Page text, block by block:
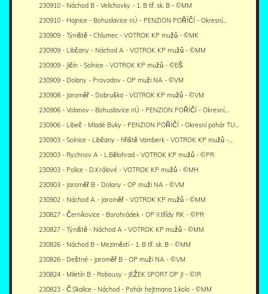
230910 - Náchod B - Velichovky - 1. B tř. sk. B - ©MM
230910 - Hajnice - Bohuslavice nÚ - PENZION POŘÍČÍ - Okresní…
230909 - Týniště - Chlumec - VOTROK KP mužů - ©MK
230909 - Libčany - Náchod A - VOTROK KP mužů - ©MM
230909 - Jičín - Solnice - VOTROK KP mužů - ©EŠ
230909 - Dolany - Provodov - OP muži NA - ©VM
230908 - Jaroměř - Dobruška - VOTROK KP mužů - ©VM
230906 - Volanov - Bohuslavice nÚ - PENZION POŘÍČÍ - Okresní…
230906 - Libeč - Mladé Buky - PENZION POŘÍČÍ - Okresní pohár TU…
230903 - Solnice - Libčany - hřiště Vamberk - VOTROK KP mužů -…
230903 - Rychnov A - L.Bělohrad - VOTROK KP mužů - ©PR
230903 - Police - D.Králové - VOTROK KP mužů - ©MH
230903 - Jaroměř B - Dolany - OP muži NA - ©VM
230902 - Náchod A - Jaroměř - VOTROK KP mužů - ©MM
230827 - Černíkovice - Borohrádek - OP II.třídy RK - ©PR
230827 - Týniště - Náchod A - VOTROK KP mužů - ©MM
230826 - Náchod B - Meziměstí - 1. B tř. sk. B - ©MM
230826 - Deštné - Jaroměř B - OP muži NA - ©VM
230824 - Miletín B - Robousy - JEŽEK SPORT OP JI - ©IR
230823 - Č.Skalice - Náchod - Pohár hejtmana 1.kolo - ©MM